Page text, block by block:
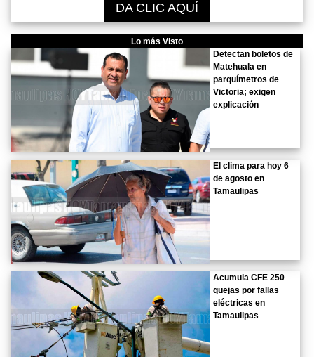
DA CLIC AQUÍ
Lo más Visto
Detectan boletos de
Matehuala en
parquímetros de
Victoria; exigen
explicación
El clima para hoy 6
de agosto en
Tamaulipas
Acumula CFE 250
quejas por fallas
eléctricas en
Tamaulipas